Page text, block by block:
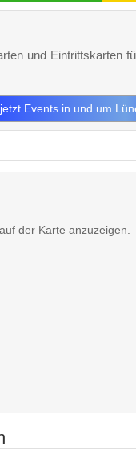
und Eintrittskarten
jetzt Events in und um
auf der Karte anzuzeigen.